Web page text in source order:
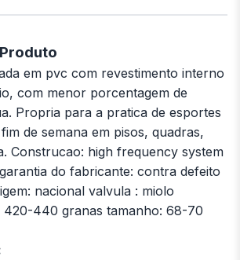
em pvc com revestimento interno
com menor porcentagem de
Propria para a pratica de esportes
de semana em pisos, quadras,
Construcao: high frequency system
do fabricante: contra defeito
nacional valvula : miolo
420-440 granas tamanho: 68-70